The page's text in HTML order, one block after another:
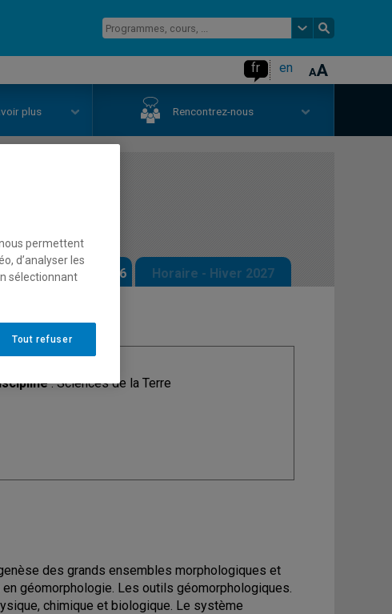
fr en
plus Rencontrez-nous
- Automne 2026 Horaire - Hiver 2027
: Sciences de la Terre
des grands ensembles morphologiques et
géomorphologie. Les outils géomorphologiques.
chimique et biologique. Le système
permettent
d’analyser les
sélectionnant
Tout refuser